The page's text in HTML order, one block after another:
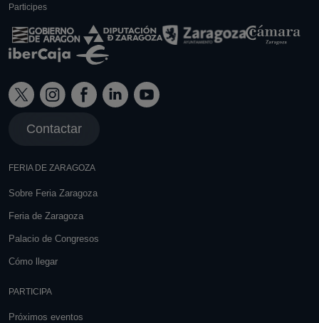
Participes
Contactar
FERIA DE ZARAGOZA
Sobre Feria Zaragoza
Feria de Zaragoza
Palacio de Congresos
Cómo llegar
PARTICIPA
Próximos eventos